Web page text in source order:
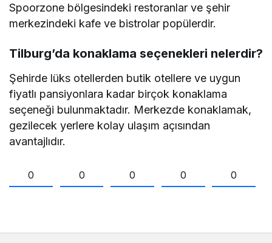
Spoorzone bölgesindeki restoranlar ve şehir
merkezindeki kafe ve bistrolar popülerdir.
Tilburg’da konaklama seçenekleri nelerdir?
Şehirde lüks otellerden butik otellere ve uygun
fiyatlı pansiyonlara kadar birçok konaklama
seçeneği bulunmaktadır. Merkezde konaklamak,
gezilecek yerlere kolay ulaşım açısından
avantajlıdır.
0 0 0 0 0